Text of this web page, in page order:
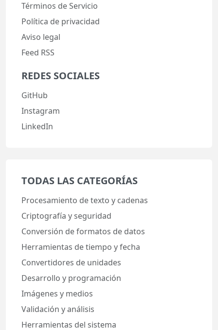
Términos de Servicio
Política de privacidad
Aviso legal
Feed RSS
REDES SOCIALES
GitHub
Instagram
LinkedIn
TODAS LAS CATEGORÍAS
Procesamiento de texto y cadenas
Criptografía y seguridad
Conversión de formatos de datos
Herramientas de tiempo y fecha
Convertidores de unidades
Desarrollo y programación
Imágenes y medios
Validación y análisis
Herramientas del sistema